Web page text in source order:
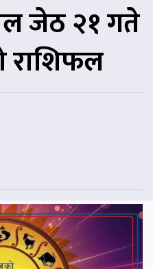
जेठ २१ गते
राशिफल